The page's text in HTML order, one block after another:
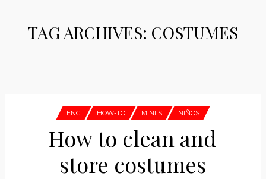
TAG ARCHIVES: COSTUMES
ENG HOW-TO MINI'S NIÑOS
How to clean and
store costumes